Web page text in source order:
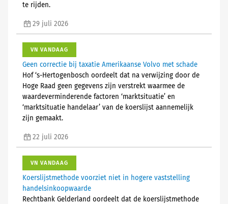
te rijden.
29 juli 2026
VN VANDAAG
Geen correctie bij taxatie Amerikaanse Volvo met schade
Hof ‘s-Hertogenbosch oordeelt dat na verwijzing door de
Hoge Raad geen gegevens zijn verstrekt waarmee de
waardeverminderende factoren ‘marktsituatie’ en
‘marktsituatie handelaar’ van de koerslijst aannemelijk
zijn gemaakt.
22 juli 2026
VN VANDAAG
Koerslijstmethode voorziet niet in hogere vaststelling
handelsinkoopwaarde
Rechtbank Gelderland oordeelt dat de koerslijstmethode